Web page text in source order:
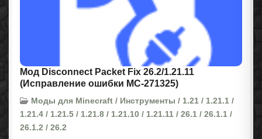
Мод Disconnect Packet Fix 26.2/1.21.11
(Исправление ошибки MC-271325)
Моды для Minecraft / Инструменты / 1.21 / 1.21.1 /
1.21.4 / 1.21.5 / 1.21.8 / 1.21.10 / 1.21.11 / 26.1 / 26.1.1 /
26.1.2 / 26.2